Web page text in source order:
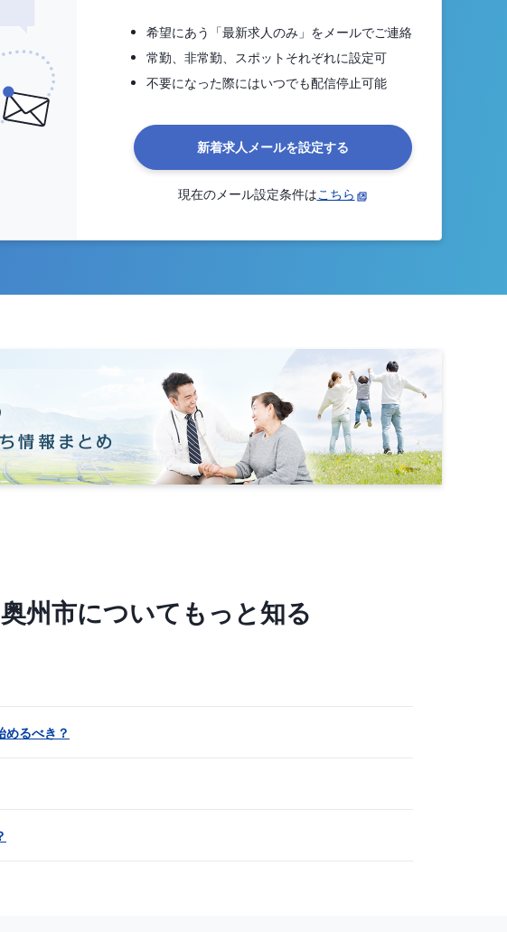
希望にあう「最新求人のみ」をメールでご連絡
常勤、非常勤、スポットそれぞれに設定可
不要になった際にはいつでも配信停止可能
新着求人メールを設定する
現在のメール設定条件はこちら
州市についてもっと知る
めるべき？